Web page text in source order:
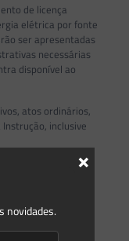
de licença
elétrica por fonte
ser apresentadas
necessárias
disponível ao
atos ordinários,
inclusive
na data de sua
novidades.
×